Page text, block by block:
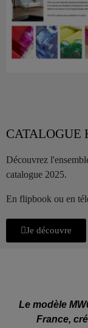
CATALOGUE
Découvrez
catalogue 2025.
En flipbook ou en
Je découvre
Le modèle
France,